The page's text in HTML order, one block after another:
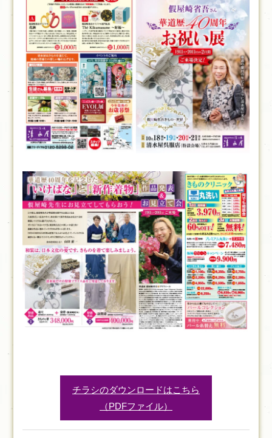
チラシのダウンロードはこちら
（PDFファイル）